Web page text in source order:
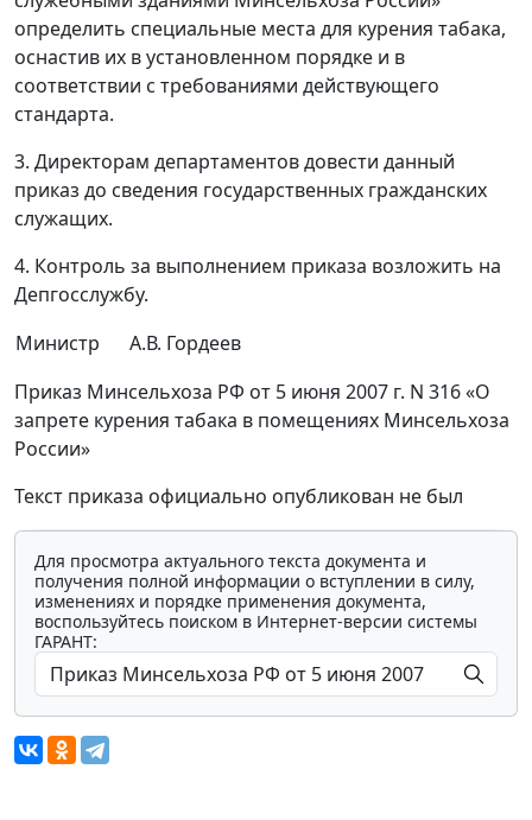
определить специальные места для курения табака,
оснастив их в установленном порядке и в
соответствии с требованиями действующего
стандарта.
3. Директорам департаментов довести данный
приказ до сведения государственных гражданских
служащих.
4. Контроль за выполнением приказа возложить на
Депгосслужбу.
Министр
А.В. Гордеев
Приказ Минсельхоза РФ от 5 июня 2007 г. N 316 «О
запрете курения табака в помещениях Минсельхоза
России»
Текст приказа официально опубликован не был
Для просмотра актуального текста документа и
получения полной информации о вступлении в силу,
изменениях и порядке применения документа,
воспользуйтесь поиском в Интернет-версии системы
ГАРАНТ: